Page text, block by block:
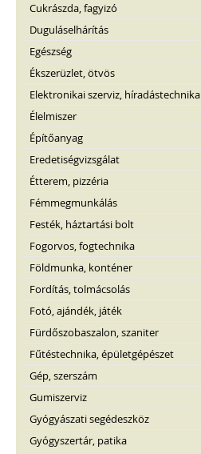
Cukrászda, fagyizó
Duguláselhárítás
Egészség
Ékszerüzlet, ötvös
Elektronikai szerviz, híradástechnika
Élelmiszer
Építőanyag
Eredetiségvizsgálat
Étterem, pizzéria
Fémmegmunkálás
Festék, háztartási bolt
Fogorvos, fogtechnika
Földmunka, konténer
Fordítás, tolmácsolás
Fotó, ajándék, játék
Fürdőszobaszalon, szaniter
Fűtéstechnika, épületgépészet
Gép, szerszám
Gumiszerviz
Gyógyászati segédeszköz
Gyógyszertár, patika